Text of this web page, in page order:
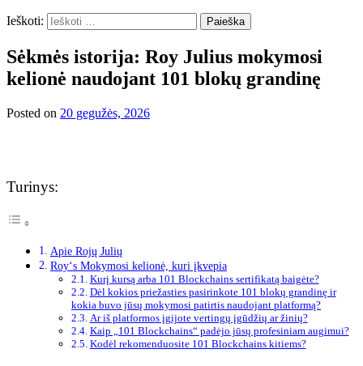
Ieškoti:
Sėkmės istorija: Roy Julius mokymosi
kelionė naudojant 101 blokų grandinę
Posted on 20 gegužės, 2026
Turinys:
Apie Rojų Julių
Roy‘s Mokymosi kelionė, kuri įkvepia
Kurį kursą arba 101 Blockchains sertifikatą baigėte?
Dėl kokios priežasties pasirinkote 101 blokų grandinę ir
kokia buvo jūsų mokymosi patirtis naudojant platformą?
Ar iš platformos įgijote vertingų įgūdžių ar žinių?
Kaip „101 Blockchains“ padėjo jūsų profesiniam augimui?
Kodėl rekomenduosite 101 Blockchains kitiems?